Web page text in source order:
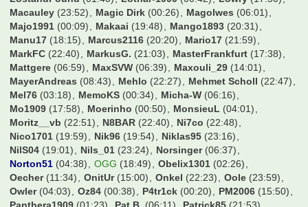
(20:58) Harry2019 Harry54
(06:36)
(03:41) HerrZog17 (22:16) Holle09
(22:07)
Howie
(00:05) Hupe (23:10) Icey245 (01:24) Icke85
(23:32)
(22:23) Isi40 Jaggabites (23:21) Janer
(02:02) Jay Jens1957
(08:43)
Jeronimo (20:28) JoeMcJoe (12:12) Johnny Kuster
(12:13)
Jonas99
(15:17) JonasKamper (14:08)
(22:46)
(18:35) (23:21) Jules Rimet
(01:22)
Just_FCBCGN(22:40) K.B.89 (12:06) KLBIvey
(09:33)
KaWi74(23:54) Kago (17:06) Kapllani99
(23:18)
(17:01) Kartenfahnder (23:18) Kartograph (06:04)
(00:36) KevinKuranyi22(14:40) Kevin_173 (06:18)
(23:34) (04:44) KickerKingdom
(01:16)
Kimmich32
(13:25) Kingsmania (21:27) Klaxon
(03:15)
Kleine Zicke(16:28) Knaddly (21:54) Koellefornia (00:07)